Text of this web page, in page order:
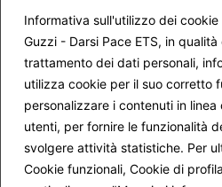
Informativa sull'utilizzo dei
Guzzi - Darsi Pace ETS, in
trattamento dei dati personali,
utilizza cookie per il suo corretto
personalizzare i contenuti in
utenti, per fornire le funzionalità
svolgere attività statistiche. Per
Cookie funzionali, Cookie di
Mappa del sito
Progetti Darsi Pace
Calendario
Privacy